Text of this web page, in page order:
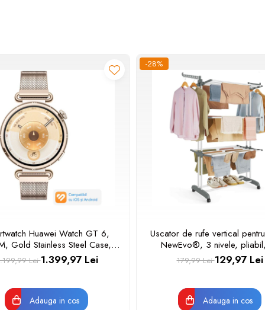
pentru a ataca bacteriile care cauzeaza placa
semnificativ problemele cu gingiile atunci cand
Huawei Watch GT 6,
Gold Stainless Steel Case,
Gold Milanese Strap
Lei1.399,97 Lei
Adauga in cos
-28%
Uscator de rufe vertical
NewEvo®, 3 nivele,
suporturi pentru umerase,
roti, Alb
179,99 Lei129,97 Lei
Adauga in cos